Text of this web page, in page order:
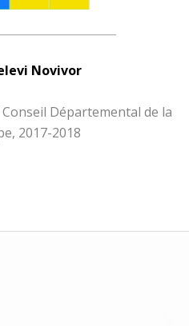
Novivor
Départemental de la
2017-2018